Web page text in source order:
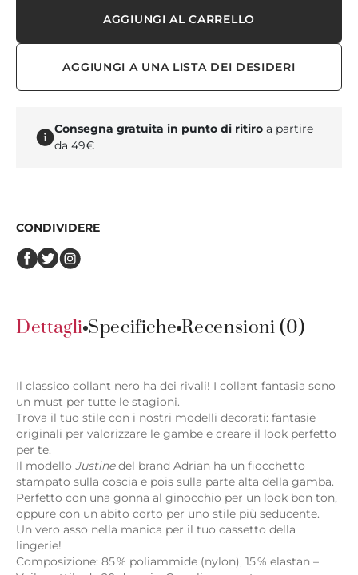
AGGIUNGI AL CARRELLO
AGGIUNGI A UNA LISTA DEI DESIDERI
Consegna gratuita in punto di ritiro a partire
da 49€
CONDIVIDERE
Dettagli Specifiche Recensioni (0)
Il classico collant nero ha dei rivali! I collant fantasia sono
un must per tutte le stagioni.
Trova il tuo stile con i nostri modelli decorati: fantasie
originali per valorizzare le gambe e creare il look perfetto
per te.
Il modello Justinedel brand Adrian ha un fiocchetto
stampato sulla coscia e pois sulla parte alta della gamba.
Perfetto con una gonna al ginocchio per un look bon ton,
oppure con un abito corto per uno stile più seducente.
Un vero asso nella manica per il tuo cassetto della
lingerie!
Composizione: 85 % poliammide (nylon), 15 % elastan –